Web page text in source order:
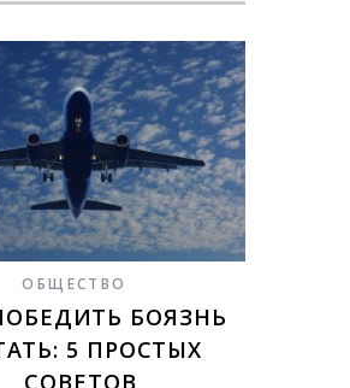
ОБЩЕСТВО
БОЯЗНЬ
5 ПРОСТЫХ
СОВЕТОВ